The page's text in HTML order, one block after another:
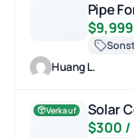
Pipe
Huang L.
Solar Cell
Verkauf
Solar
$300 /